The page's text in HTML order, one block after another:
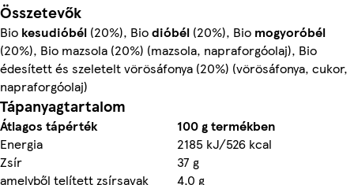
Összetevők
Bio kesudióbél (20%), Biodióbél (20%), Bio mogyoróbél
(20%), Bio mazsola (20%) (mazsola, napraforgóolaj), Bio
édesített és szeletelt vörösáfonya (20%) (vörösáfonya, cukor,
napraforgóolaj)
Tápanyagtartalom
Átlagos tápérték
100 g termékben
Energia
2185 kJ/526 kcal
Zsír
37 g
amelyből telített zsírsavak
4,0 g